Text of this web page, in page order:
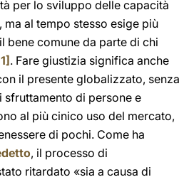
per lo sviluppo delle capacità
ma al tempo stesso esige più
bene comune da parte di chi
. Fare giustizia significa anche
il presente globalizzato, senza
di persone e
al più cinico uso del mercato,
di pochi. Come ha
, il processo di
ritardato «sia a causa di